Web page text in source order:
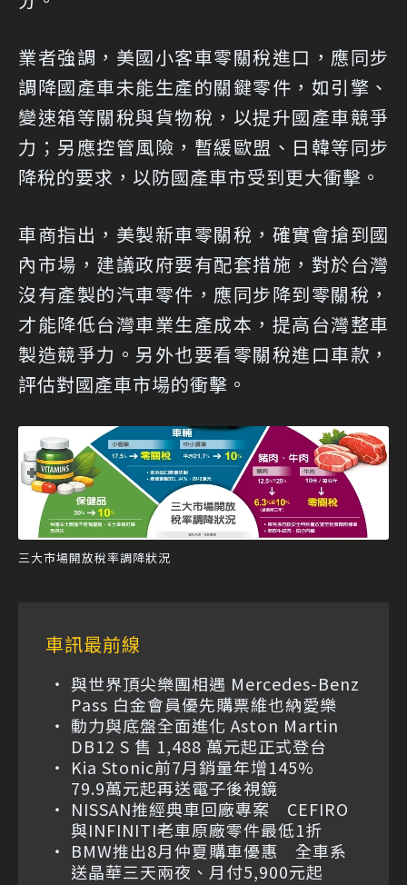
業者強調，美國小客車零關稅進口，應同步
調降國產車未能生產的關鍵零件，如引擎、
變速箱等關稅與貨物稅，以提升國產車競爭
力；另應控管風險，暫緩歐盟、日韓等同步
降稅的要求，以防國產車市受到更大衝擊。
車商指出，美製新車零關稅，確實會搶到國
內市場，建議政府要有配套措施，對於台灣
沒有產製的汽車零件，應同步降到零關稅，
才能降低台灣車業生產成本，提高台灣整車
製造競爭力。另外也要看零關稅進口車款，
評估對國產車市場的衝擊。
三大市場開放稅率調降狀況
車訊最前線
與世界頂尖樂團相遇 Mercedes-Benz
Pass 白金會員優先購票維也納愛樂
動力與底盤全面進化 Aston Martin
DB12 S 售 1,488 萬元起正式登台
Kia Stonic前7月銷量年增145%
79.9萬元起再送電子後視鏡
NISSAN推經典車回廠專案 CEFIRO
與INFINITI老車原廠零件最低1折
BMW推出8月仲夏購車優惠 全車系
送晶華三天兩夜、月付5,900元起